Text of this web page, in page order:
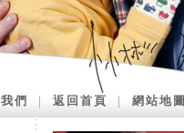
們 返回首頁 網站地圖